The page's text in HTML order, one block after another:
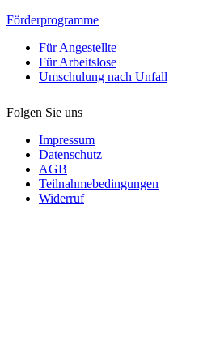
Förderprogramme
Für Angestellte
Für Arbeitslose
Umschulung nach Unfall
Folgen Sie uns
Impressum
Datenschutz
AGB
Teilnahmebedingungen
Widerruf